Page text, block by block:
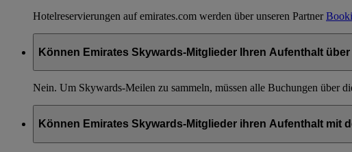
Hotelreservierungen auf emirates.com werden über unseren Partner
Können Emirates Skywards-Mitglieder Ihren Aufenthalt
Nein. Um Skywards-Meilen zu sammeln, müssen alle Buchungen über
Können Emirates Skywards-Mitglieder ihren Aufenthalt mit